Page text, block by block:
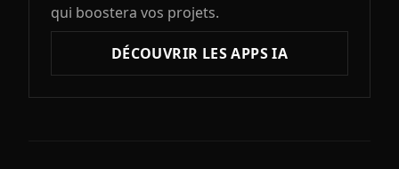
qui boostera vos projets.
DÉCOUVRIR LES APPS IA